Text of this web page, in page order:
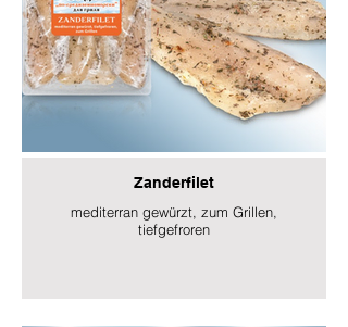
Zanderfilet
mediterran gewürzt, zum Grillen,
tiefgefroren